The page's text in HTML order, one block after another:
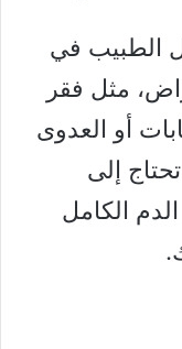
الطبيب في
مثل فقر
أو العدوى
إلى
الكامل